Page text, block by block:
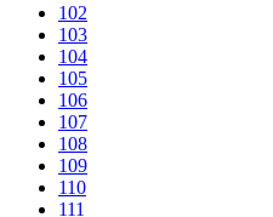
102
103
104
105
106
107
108
109
110
111